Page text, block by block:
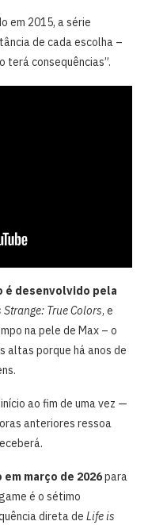
em 2015, a série
de cada escolha –
terá consequências”.
é desenvolvido pela
Strange: True Colors, e
na pele de Max – o
altas porque há anos de
ao fim de uma vez —
anteriores ressoa
março de 2026para
é o sétimo
direta de Life is